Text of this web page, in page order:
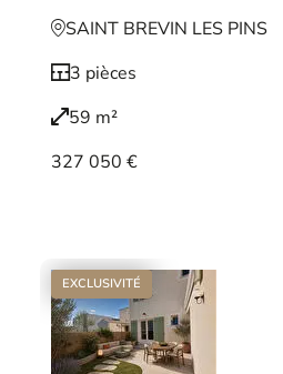
SAINT BREVIN LES PINS
3 pièces
59 m²
327 050 €
EXCLUSIVITÉ